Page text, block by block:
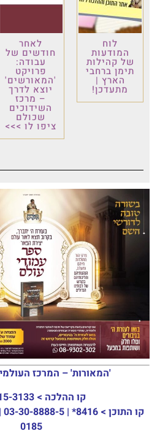
לוח
המודעות
של קהילות
תימן ברחבי
הארץ |
מתעדכן!
לאחר
חודשים של
עבודה:
פרויקט
'המאורשים'
יוצא לדרך
– מרכז
השידוכים
שכולם
ציפו לו >>>
'המאורות' – המרכז
קו ההלכה > 03-915-3133
קו התוכן >
0185